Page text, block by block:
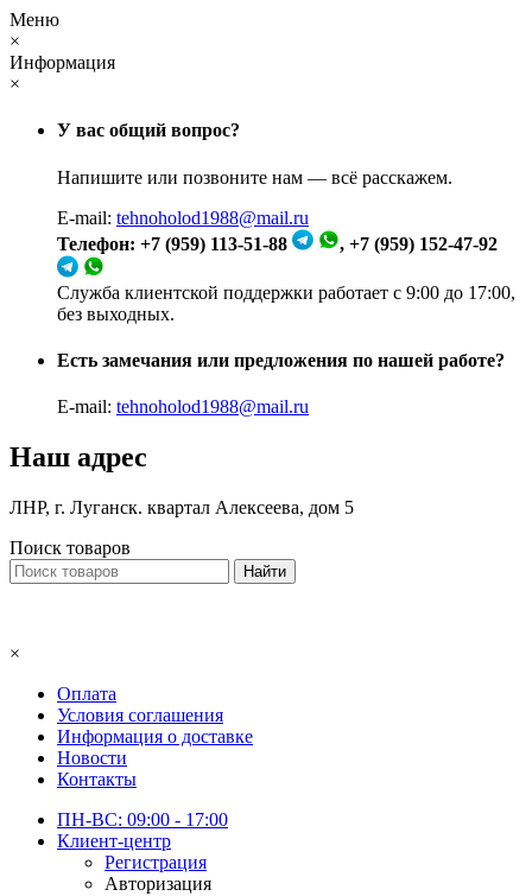
Меню
×
Информация
×
У вас общий вопрос?
Напишите или позвоните нам — всё расскажем.
E-mail: tehnoholod1988@mail.ru
Телефон: +7 (959) 113-51-88
, +7 (959) 152-47-92
Служба клиентской поддержки работает с 9:00 до 17:00,
без выходных.
Есть замечания или предложения по нашей работе?
E-mail: tehnoholod1988@mail.ru
Наш адрес
ЛНР, г. Луганск. квартал Алексеева, дом 5
Поиск товаров
×
Оплата
Условия соглашения
Информация о доставке
Новости
Контакты
ПН-ВС: 09:00 - 17:00
Клиент-центр
Регистрация
Авторизация